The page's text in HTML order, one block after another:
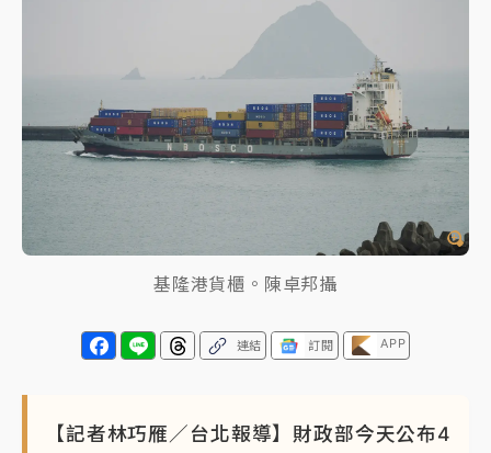
中颱白海豚風雨來了！中部以北防豪雨 今晚、明天影
白海豚逼近！北市水門只出不進 未移置車輛最高罰
4800＋拖吊費
基隆港貨櫃。陳卓邦攝
連結 訂閱 APP
【記者林巧雁／台北報導】財政部今天公布4